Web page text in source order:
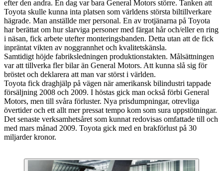
efter den andra. En dag var bara General Motors större. Tanken att
Toyota skulle kunna inta platsen som världens största biltillverkare
hägrade. Man anställde mer personal. En av trotjänarna på Toyota
har berättat om hur slarviga personer med färgat hår och/eller en ring
i näsan, fick arbete utefter monteringsbanden. Detta utan att de fick
inpräntat vikten av noggrannhet och kvalitetskänsla.
Samtidigt höjde fabriksledningen produktionstakten. Målsättningen
var att tillverka fler bilar än General Motors. Att kunna slå sig för
bröstet och deklarera att man var störst i världen.
Toyota fick draghjälp på vägen när amerikansk bilindustri tappade
försäljning 2008 och 2009. I höstas gick man också förbi General
Motors, men till svåra förluster. Nya prisdumpningar, otrevliga
övertider och ett allt mer pressat tempo kom som sura uppstötningar.
Det senaste verksamhetsåret som kunnat redovisas omfattade till och
med mars månad 2009. Toyota gick med en brakförlust på 30
miljarder kronor.